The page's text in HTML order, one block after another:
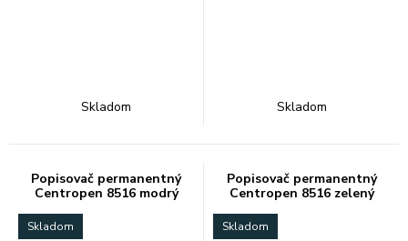
Skladom Skladom
Popisovač permanentný
Centropen 8516 modrý
Skladom
Popisovač permanentný
Centropen 8516 zelený
Skladom